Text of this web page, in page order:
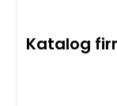
Katalog